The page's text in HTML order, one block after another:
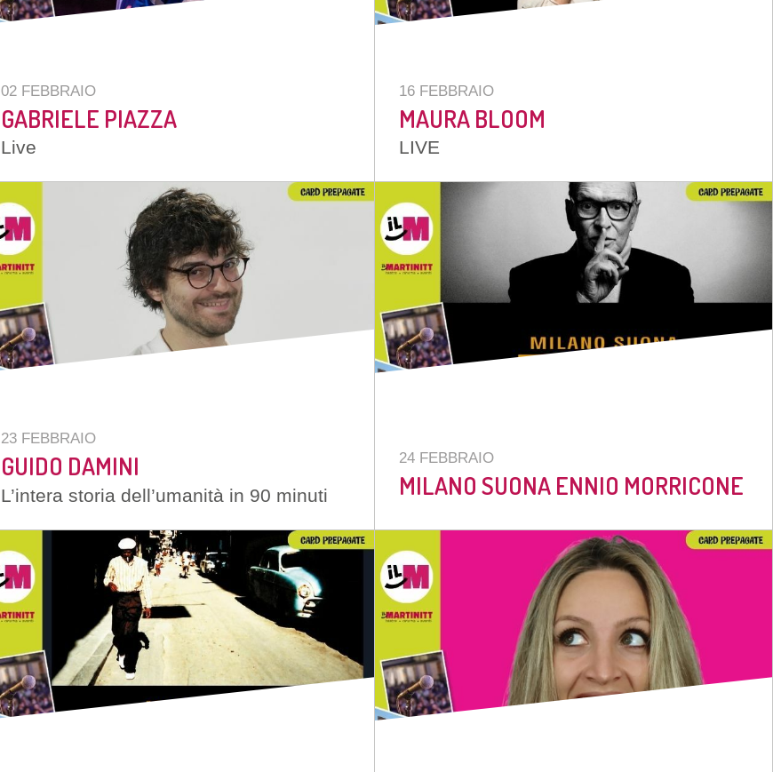
02 FEBBRAIO
GABRIELE PIAZZA
Live
16 FEBBRAIO
MAURA BLOOM
LIVE
23 FEBBRAIO
GUIDO DAMINI
L’intera storia dell’umanità in 90 minuti
24 FEBBRAIO
MILANO SUONA ENNIO MORRICONE
1 SPETTACOLO
ISCRIVITI